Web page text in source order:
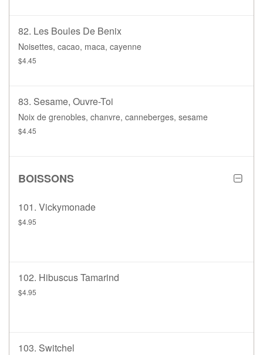
82. Les Boules De Benix
Noisettes, cacao, maca, cayenne
$4.45
83. Sesame, Ouvre-Toi
Noix de grenobles, chanvre, canneberges, sesame
$4.45
BOISSONS
101. Vickymonade
$4.95
102. Hibuscus Tamarind
$4.95
103. Switchel